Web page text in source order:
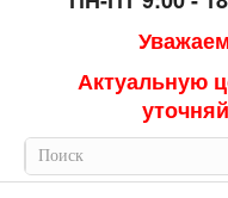
Актуальную